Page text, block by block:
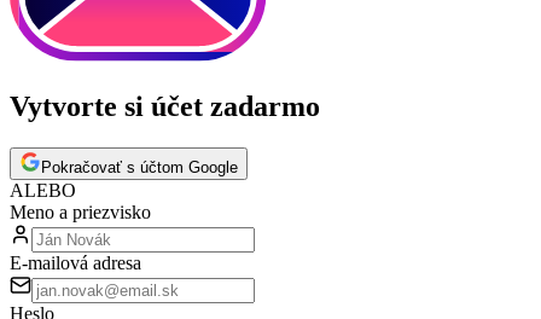
Vytvorte si účet zadarmo
Pokračovať s účtom Google
ALEBO
Meno a priezvisko
E-mailová adresa
Heslo